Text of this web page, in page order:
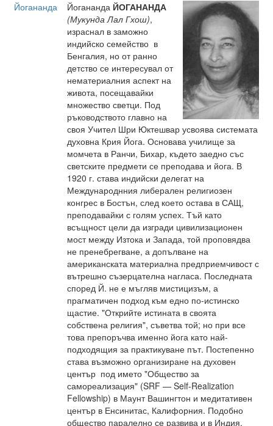
Йогананда
Йогананда ЙОГАНАНДА
(Мукунда Лал Гхош),
израснал в заможно
индийско семейство в
Бенгалия, но от ранно
детство се интересувал от
нематериалния аспект на
живота, посещавайки
множество светци. Под
ръководството главно на
своя Учител Шри Юктешвар усвоява системата
духовна Крия Йога. Основава училище за
момчета в Ранчи, Бихар, където заедно със
светските предмети се преподава и йога. В
1920 г. става индийски делегат на
Международнния либерален религиозен
конгрес в Бостън, след което остава в САЩ,
преподавайки с голям успех. Тъй като
всъщност цели да изгради цивилизационен
мост между Изтока и Запада, той проповядва
не пренебрегване, а допълване на
американската материална предприемчивост с
вътрешно съзерцателна нагласа. Последната
според Й. не е мъгляв мистицизъм, а
прагматичен подход към едно по-истинско
щастие. "Открийте истината в своята
собствена религия", съветва той; но при все
това препоръчва именно йога като най-
подходящия за практикуване път. Постепенно
става възможно организиране на духовен
център под името "Общество за
самореализация" (SRF — Self-Realization
Fellowship) в Маунт Вашингтон и медитативен
център в Енсинитас, Калифорния. Подобно
общество паралелно се развива и в Индия,